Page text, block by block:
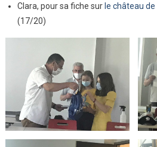
Clara, pour sa fiche surle château
(17/20)